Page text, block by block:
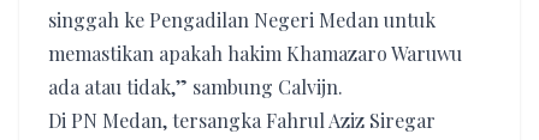
singgah ke Pengadilan Negeri Medan untuk
memastikan apakah hakim Khamazaro Waruwu
ada atau tidak,” sambung Calvijn.
Di PN Medan, tersangka Fahrul Aziz Siregar